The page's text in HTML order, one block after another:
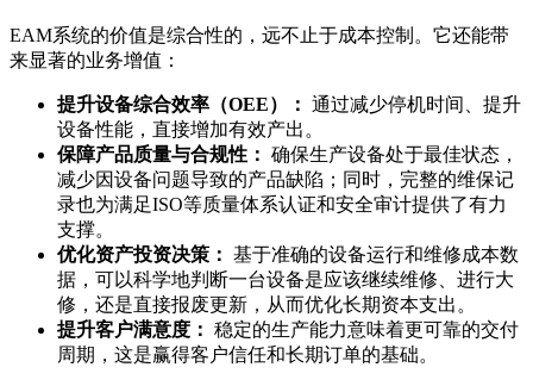
EAM系统的价值是综合性的，远不止于成本控制。它还能带
来显著的业务增值：
提升设备综合效率（OEE）： 通过减少停机时间、提升
设备性能，直接增加有效产出。
保障产品质量与合规性： 确保生产设备处于最佳状态，
减少因设备问题导致的产品缺陷；同时，完整的维保记
录也为满足ISO等质量体系认证和安全审计提供了有力
支撑。
优化资产投资决策： 基于准确的设备运行和维修成本数
据，可以科学地判断一台设备是应该继续维修、进行大
修，还是直接报废更新，从而优化长期资本支出。
提升客户满意度： 稳定的生产能力意味着更可靠的交付
周期，这是赢得客户信任和长期订单的基础。